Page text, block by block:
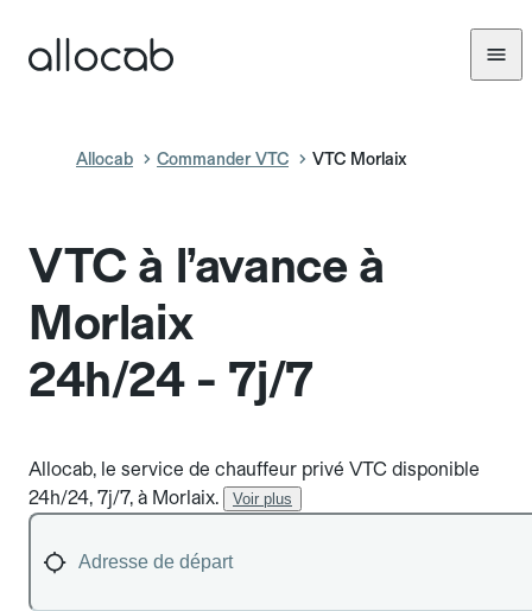
Allocab Commander VTC VTC Morlaix
VTC à l’avance à
Morlaix
24h/24 - 7j/7
Allocab, le service de chauffeur privé VTC disponible
24h/24, 7j/7, à Morlaix.
Voir plus